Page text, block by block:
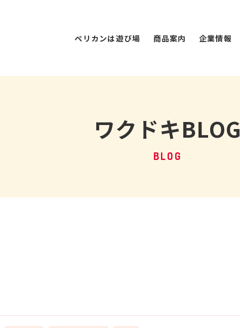
ペリカンは遊び場 商品案内 企業情報
ワクドキBLOG
BLOG